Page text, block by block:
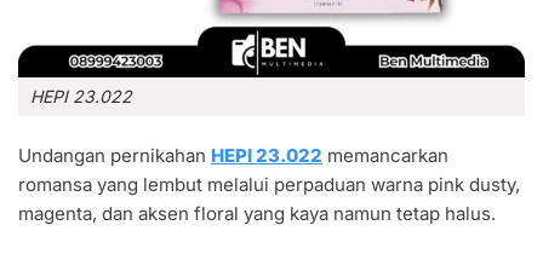
HEPI 23.022
Undangan pernikahan HEPI 23.022 memancarkan
romansa yang lembut melalui perpaduan warna pink dusty,
magenta, dan aksen floral yang kaya namun tetap halus.